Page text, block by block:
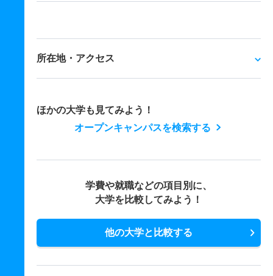
所在地・アクセス
ほかの大学も見てみよう！
オープンキャンパスを検索する
学費や就職などの項目別に、
大学を比較してみよう！
他の大学と比較する